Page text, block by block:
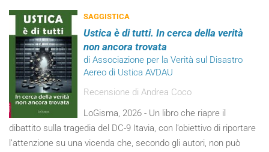
SAGGISTICA
Ustica è di tutti. In cerca della verità
non ancora trovata
di Associazione per la Verità sul Disastro
Aereo di Ustica AVDAU
Recensione di Andrea Coco
LoGisma, 2026 - Un libro che riapre il
dibattito sulla tragedia del DC-9 Itavia, con l’obiettivo di riportare
l’attenzione su una vicenda che, secondo gli autori, non può